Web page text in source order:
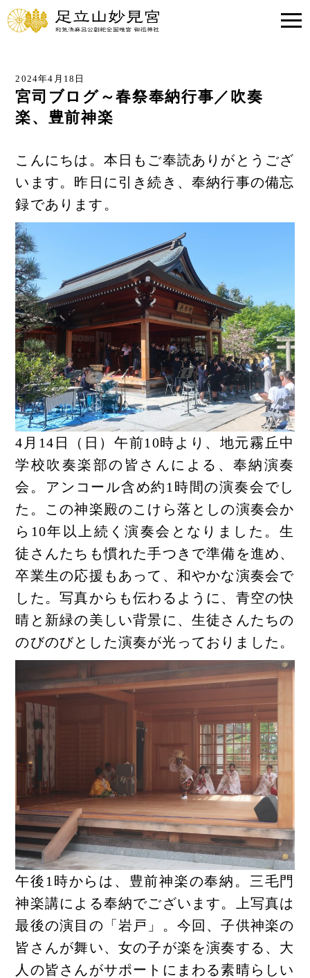
2024年4月18日
宮司ブログ～春祭奉納行事／吹奏
楽、豊前神楽
こんにちは。本日もご奉読ありがとうござ
います。昨日に引き続き、奉納行事の備忘
録であります。
4月14日（日）午前10時より、地元霧丘中
学校吹奏楽部の皆さんによる、奉納演奏
会。アンコール含め約1時間の演奏会でし
た。この神楽殿のこけら落としの演奏会か
ら10年以上続く演奏会となりました。生
徒さんたちも慣れた手つきで準備を進め、
卒業生の応援もあって、和やかな演奏会で
した。写真からも伝わるように、青空の快
晴と新緑の美しい背景に、生徒さんたちの
のびのびとした演奏が光っておりました。
午後1時からは、豊前神楽の奉納。三毛門
神楽講による奉納でございます。上写真は
最後の演目の「岩戸」。今回、子供神楽の
皆さんが舞い、女の子が楽を演奏する、大
人の皆さんがサポートにまわる素晴らしい